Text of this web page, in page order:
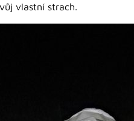
vlastní strach.